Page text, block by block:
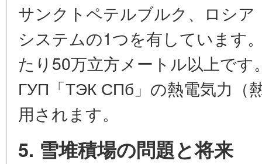
サンクトペテルブルク、ロシア
システムの1つを有しています
たり50万立方メートル以上です
ГУП「ТЭК СПб」の熱電気力（
用されます。
5. 雪堆積場の問題と将来